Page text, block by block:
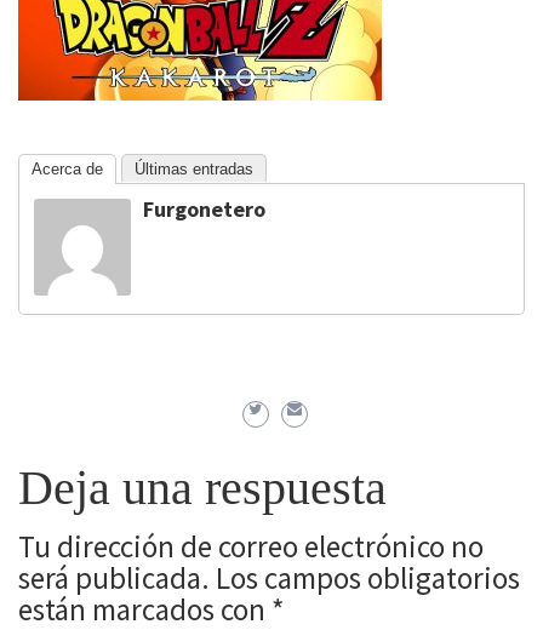
Acerca de Últimas entradas
Furgonetero
Deja una respuesta
Tu dirección de correo electrónico no
será publicada. Los campos obligatorios
están marcados con *